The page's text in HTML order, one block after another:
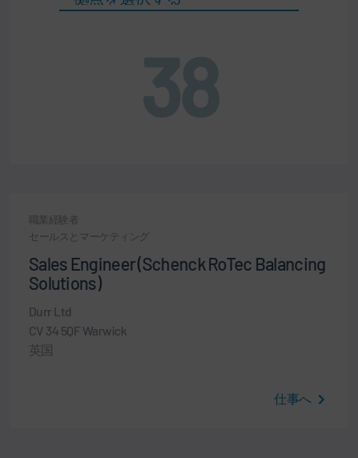
職業経験者
セールスとマーケティング
Sales Engineer (Schenck RoTec Balancing
Solutions)
Durr Ltd
CV 34 5QF Warwick
英国
仕事へ